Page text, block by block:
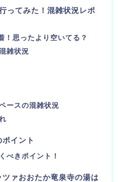
ってみた！混雑状況レポ
！思ったより空いてる？
雑状況
ースの混雑状況
イント
べきポイント！
ツァおおたか竜泉寺の湯は